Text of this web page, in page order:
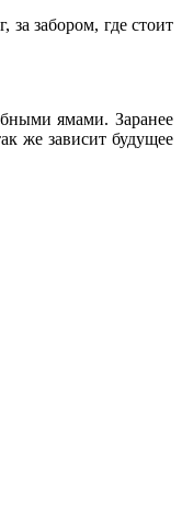
за забором, где стоит
ямами. Заранее
же зависит будущее